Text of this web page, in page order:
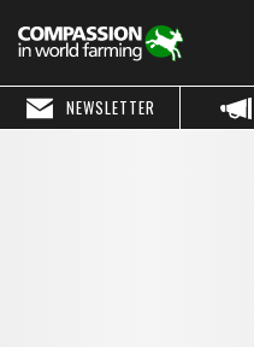
NEWSLETTER